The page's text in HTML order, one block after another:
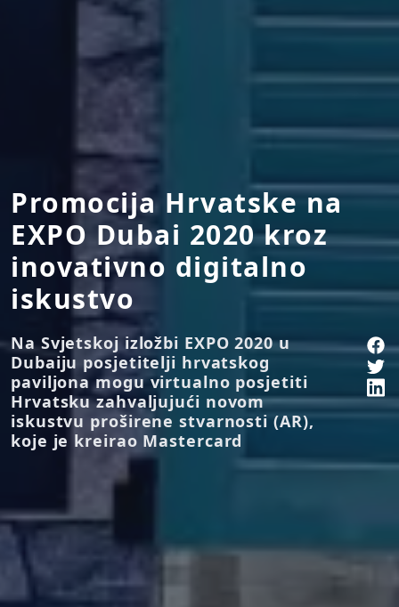
Promocija Hrvatske na
EXPO Dubai 2020 kroz
inovativno digitalno
iskustvo
Na Svjetskoj izložbi EXPO 2020 u
Dubaiju posjetitelji hrvatskog
paviljona mogu virtualno posjetiti
Hrvatsku zahvaljujući novom
iskustvu proširene stvarnosti (AR),
koje je kreirao Mastercard